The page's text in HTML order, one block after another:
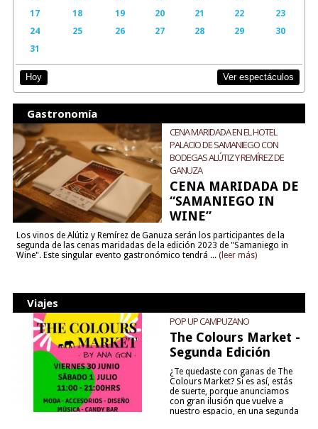
17
18 19 20 21 22
23
24
25 26 27 28 29
30
31
Hoy Ver espectáculos
Gastronomía
CENA MARIDADA EN EL HOTEL
PALACIO DE SAMANIEGO CON
BODEGAS ALÚTIZ Y REMÍREZ DE
GANUZA
CENA MARIDADA DE
“SAMANIEGO IN
WINE”
Los vinos de Alútiz y Remírez de Ganuza serán los participantes de la
segunda de las cenas maridadas de la edición 2023 de "Samaniego in
Wine". Este singular evento gastronómico tendrá ... (leer más)
Viajes
POP UP CAMPUZANO
The Colours Market -
Segunda Edición
¿Te quedaste con ganas de The
Colours Market? Si es así, estás
de suerte, porque anunciamos
con gran ilusión que vuelve a
nuestro espacio, en una segunda